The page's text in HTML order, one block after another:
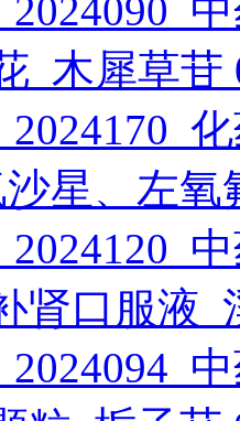
2024090_
_木犀草苷
2024170_
沙星、左
2024120_
肾口服液
2024094_